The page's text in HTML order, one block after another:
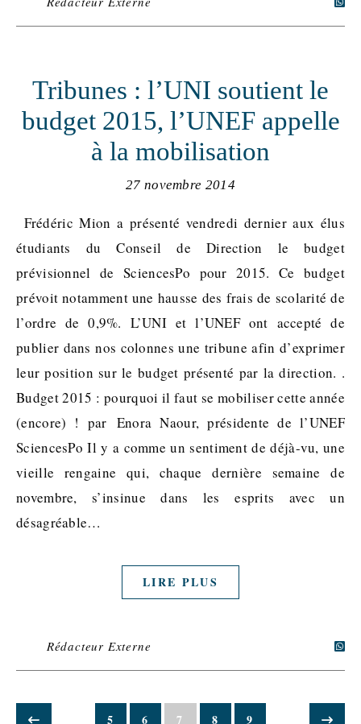
Tribunes : l’UNI soutient le
budget 2015, l’UNEF appelle
à la mobilisation
27 novembre 2014
Frédéric Mion a présenté vendredi dernier aux élus
étudiants du Conseil de Direction le budget
prévisionnel de SciencesPo pour 2015. Ce budget
prévoit notamment une hausse des frais de scolarité de
l’ordre de 0,9%. L’UNI et l’UNEF ont accepté de
publier dans nos colonnes une tribune afin d’exprimer
leur position sur le budget présenté par la direction. .
Budget 2015 : pourquoi il faut se mobiliser cette année
(encore) ! par Enora Naour, présidente de l’UNEF
SciencesPo Il y a comme un sentiment de déjà-vu, une
vieille rengaine qui, chaque dernière semaine de
novembre, s’insinue dans les esprits avec un
désagréable…
LIRE PLUS
Rédacteur Externe
5 6 7 8 9